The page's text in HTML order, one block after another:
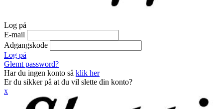
Log på
E-mail
Adgangskode
Log på
Glemt password?
Har du ingen konto så klik her
Er du sikker på at du vil slette din konto?
x